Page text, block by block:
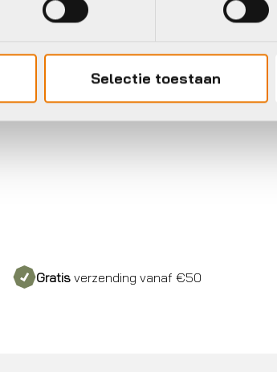
Selectie toestaan
Gratis verzending vanaf €50